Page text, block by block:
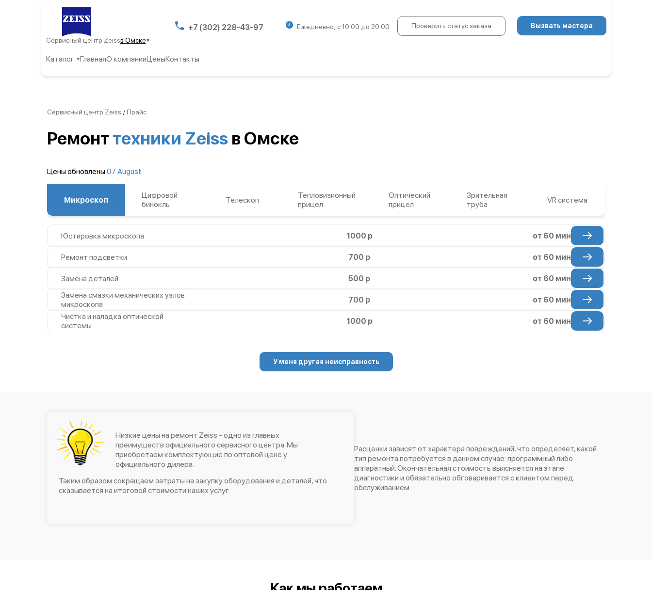
Сервисный центр Zeissв Омске
+7 (302) 228-43-97 Ежедневно, с 10:00 до 20:00 Проверить статус заказа Вызвать мастера
Каталог ГлавнаяО компанииЦеныКонтакты
Сервисный центр Zeiss / Прайс
Ремонт техники Zeiss в Омске
Цены обновлены07 August
Микроскоп
Цифровой
бинокль
Телескоп
Тепловизионный
прицел
Оптический
прицел
Зрительная
труба
VR система
Юстировка микроскопа 1000 р от 60 мин
Ремонт подсветки 700 р от 60 мин
Замена деталей 500 р
от 60 мин
Замена смазки механических узлов
микроскопа
700 р
от 60 мин
Чистка и наладка оптической
системы
1000 р от 60 мин
У меня другая неисправность
Низкие цены на ремонт Zeiss - одно из главных
преимуществ официального сервисного центра. Мы
приобретаем комплектующие по оптовой цене у
официального дилера.
Таким образом сокращаем затраты на закупку оборудования и деталей, что
сказывается на итоговой стоимости наших услуг.
Расценки зависят от характера повреждений, что определяет, какой
тип ремонта потребуется в данном случае: программный либо
аппаратный. Окончательная стоимость выясняется на этапе
диагностики и обязательно обговаривается с клиентом перед
обслуживанием.